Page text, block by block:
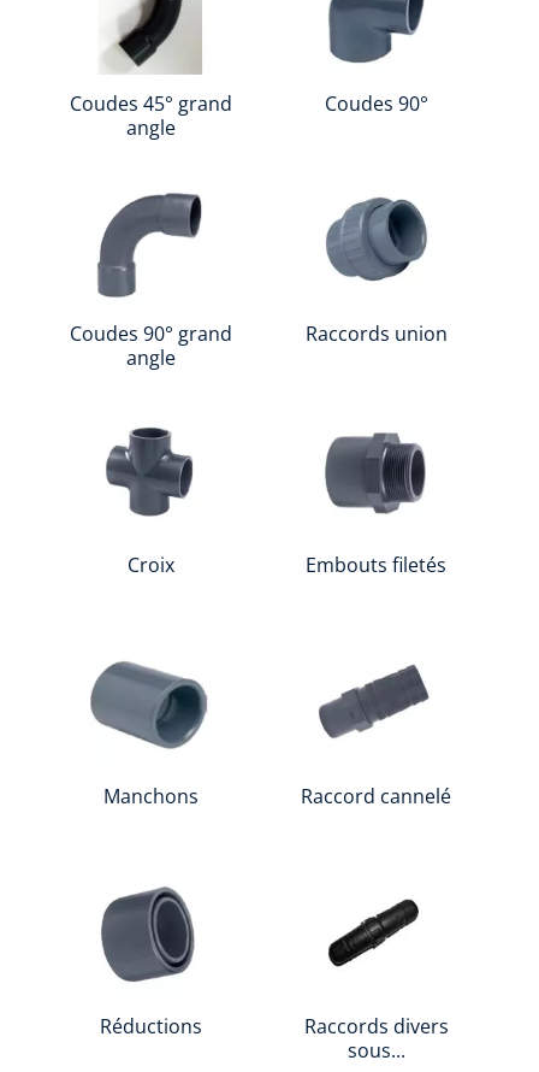
Coudes 45° grand
angle
Coudes 90°
Coudes 90° grand
angle
Raccords union
Croix Embouts filetés
Manchons Raccord cannelé
Réductions
Raccords divers
sous...